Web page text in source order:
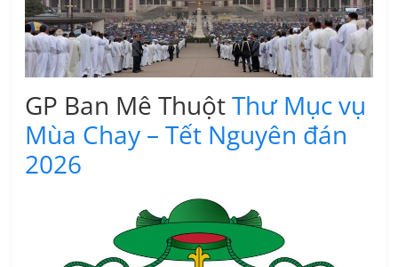
GP Ban Mê ThuộtThư Mục vụ
Mùa Chay – Tết Nguyên đán
2026